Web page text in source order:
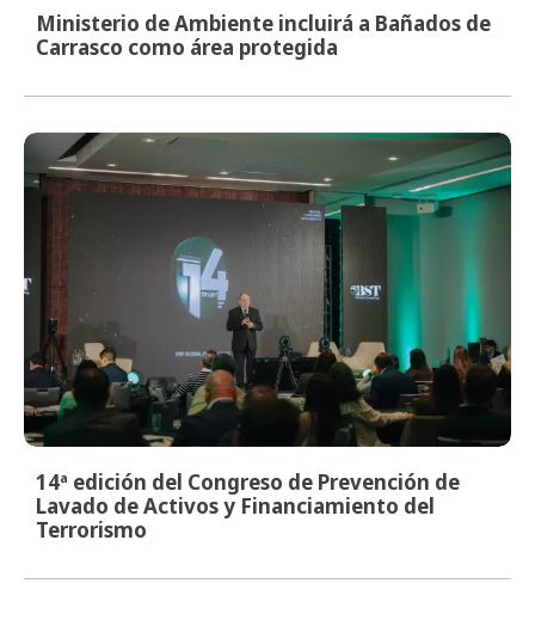
Ministerio de Ambiente incluirá a Bañados de
Carrasco como área protegida
14ª edición del Congreso de Prevención de
Lavado de Activos y Financiamiento del
Terrorismo